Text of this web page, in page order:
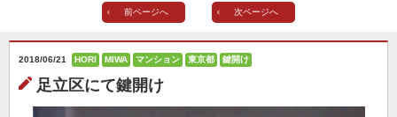
鍵修理
鍵の設置場所から選ぶ
前ページへ 次ページへ
2018/06/21 HORI MIWA マンション 東京都 鍵開け
足立区にて鍵開け